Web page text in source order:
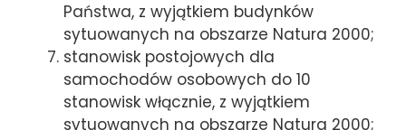
Państwa, z wyjątkiem budynków
sytuowanych na obszarze Natura 2000;
stanowisk postojowych dla
samochodów osobowych do 10
stanowisk włącznie, z wyjątkiem
sytuowanych na obszarze Natura 2000;